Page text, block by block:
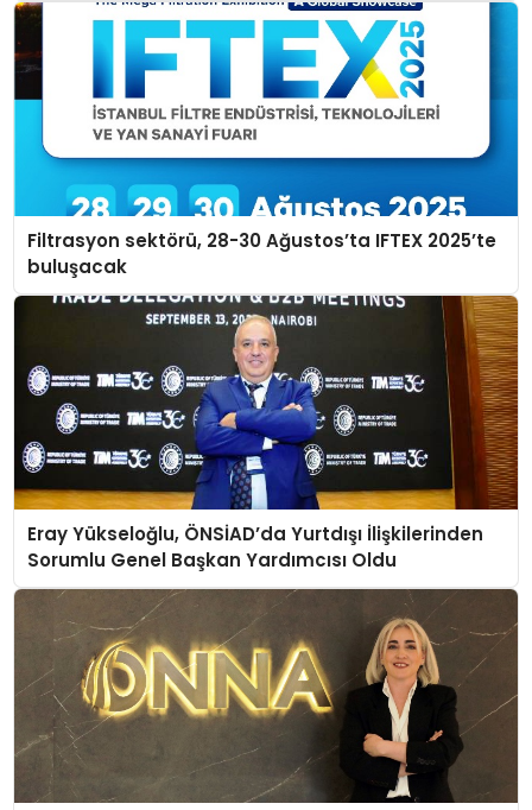
Filtrasyon sektörü, 28-30 Ağustos’ta IFTEX 2025’te
buluşacak
Eray Yükseloğlu, ÖNSİAD’da Yurtdışı İlişkilerinden
Sorumlu Genel Başkan Yardımcısı Oldu